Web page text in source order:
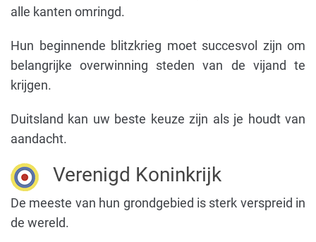
alle kanten omringd.
Hun beginnende blitzkrieg moet succesvol zijn om
belangrijke overwinning steden van de vijand te
krijgen.
Duitsland kan uw beste keuze zijn als je houdt van
aandacht.
Verenigd Koninkrijk
De meeste van hun grondgebied is sterk verspreid in
de wereld.